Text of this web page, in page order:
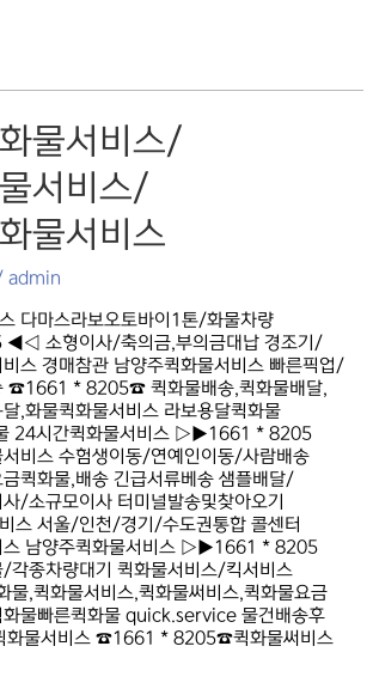
물서비스/
서비스/
물서비스
admin
다마스라보오토바이1톤/화물차량
소형이사/축의금,부의금대납 경조기/
스 경매참관 남양주퀵화물서비스 빠른픽업/
☎1661 * 8205☎ 퀵화물배송,퀵화물배달,
,화물퀵화물서비스 라보용달퀵화물
24시간퀵화물서비스 ▷▶1661 * 8205
비스 수험생이동/연예인이동/사람배송
퀵화물,배송 긴급서류베송 샘플배달/
/소규모이사 터미널발송및찾아오기
스 서울/인천/경기/수도권통합 콜센터
스 남양주퀵화물서비스 ▷▶1661 * 8205
종차량대기 퀵화물서비스/킥서비스
물,퀵화물서비스,퀵화물써비스,퀵화물요금
화물빠른퀵화물 quick.service 물건배송후
화물서비스 ☎1661 * 8205☎퀵화물써비스
/